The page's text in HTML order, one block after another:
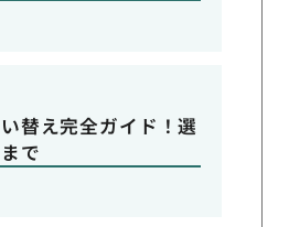
替え完全ガイド！選
で